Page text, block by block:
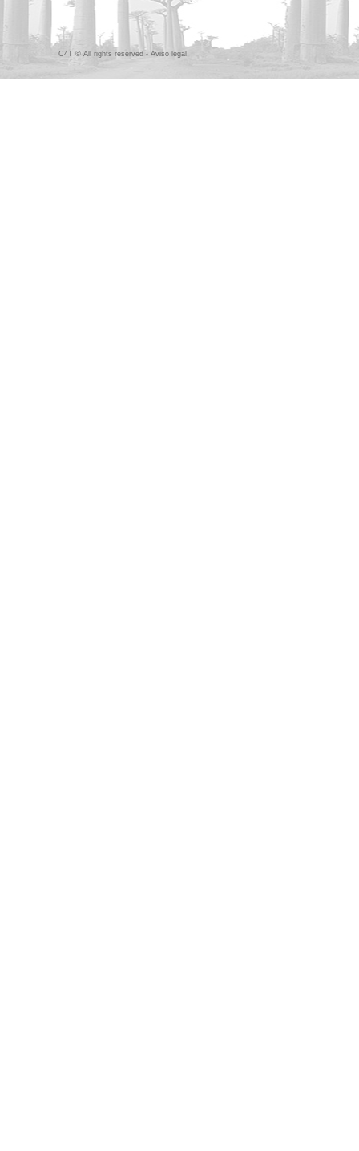
C4T © All rights reserved - Aviso legal